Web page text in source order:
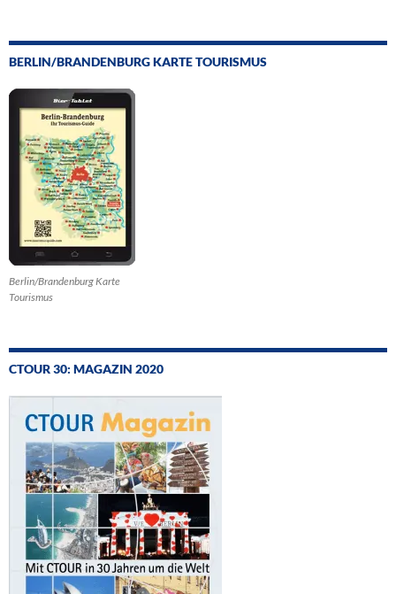
BERLIN/BRANDENBURG KARTE TOURISMUS
Berlin/Brandenburg Karte
Tourismus
CTOUR 30: MAGAZIN 2020